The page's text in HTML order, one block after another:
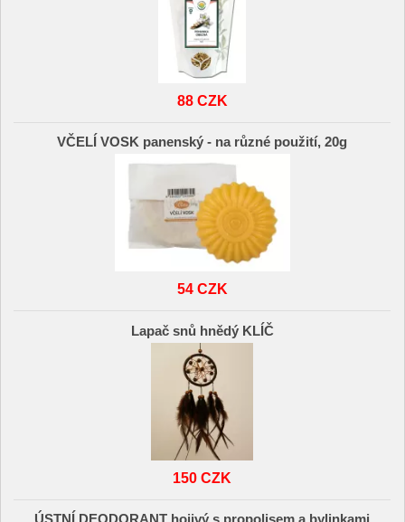
88 CZK
VČELÍ VOSK panenský - na různé použití, 20g
54 CZK
Lapač snů hnědý KLÍČ
150 CZK